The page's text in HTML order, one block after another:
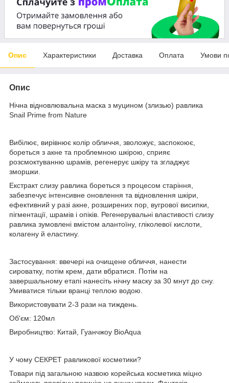
Опис Характеристики Доставка Оплата Умови
Опис
Нічна відновлювальна маска з муцином (злизью) равлика
Snail Prime from Nature
Вибілює, вирівнює колір обличчя, зволожує, заспокоює,
бореться з акне та проблемною шкірою, сприяє
розсмоктуванню шрамів, регенерує шкіру та згладжує
зморшки.
Екстракт слизу равлика бореться з процесом старіння,
забезпечує інтенсивне оновлення та відновлення шкіри,
ефективний у разі акне, розширених пор, вугрової висипки,
пігментації, шрамів і опіків. Регенерувальні властивості слизу
равлика зумовлені вмістом алантоїну, гліколевої кислоти,
колагену й еластину.
Застосування: ввечері на очищене обличчя, нанести
сироватку, потім крем, дати вбратися. Потім на
завершальному етапі нанесіть нічну маску за 30 мнут до сну.
Умиватися тільки вранці теплою водою.
Використовувати 2-3 рази на тиждень.
Об'єм: 120мл
Виробництво: Китай, Гуанчжоу BioAqua
У чому СЕКРЕТ равликової косметики?
Товари під загальною назвою корейська косметика міцно